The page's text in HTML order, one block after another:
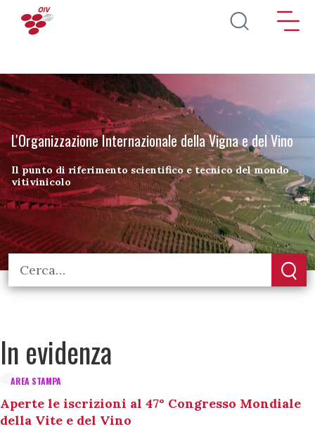
Salta al contenuto principale
L'Organizzazione Internazionale della Vigna e del Vino
Il punto di riferimento scientifico e tecnico del mondo
vitivinicolo
In evidenza
AREA STAMPA
Aperte le iscrizioni al 47° Congresso Mondiale
della Vite e del Vino